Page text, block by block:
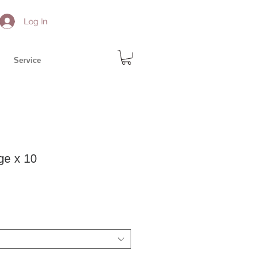
Log In
Service
x 10